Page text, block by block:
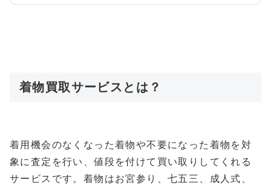
着物買取サービスとは？
着用機会のなくなった着物や不要になった着物を対
象に査定を行い、値段を付けて買い取りしてくれる
サービスです。着物はお宮参り、七五三、成人式、